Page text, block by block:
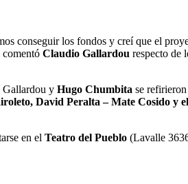
conseguir los fondos y creí que el
Claudio Gallardou respecto de
Gallardou y Hugo Chumbita se
David Peralta – Mate Cosido y
en el Teatro del Pueblo (Lavalle